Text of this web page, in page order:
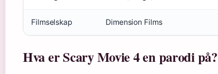
Filmselskap Dimension Films
Hva er Scary Movie 4 en parodi på?